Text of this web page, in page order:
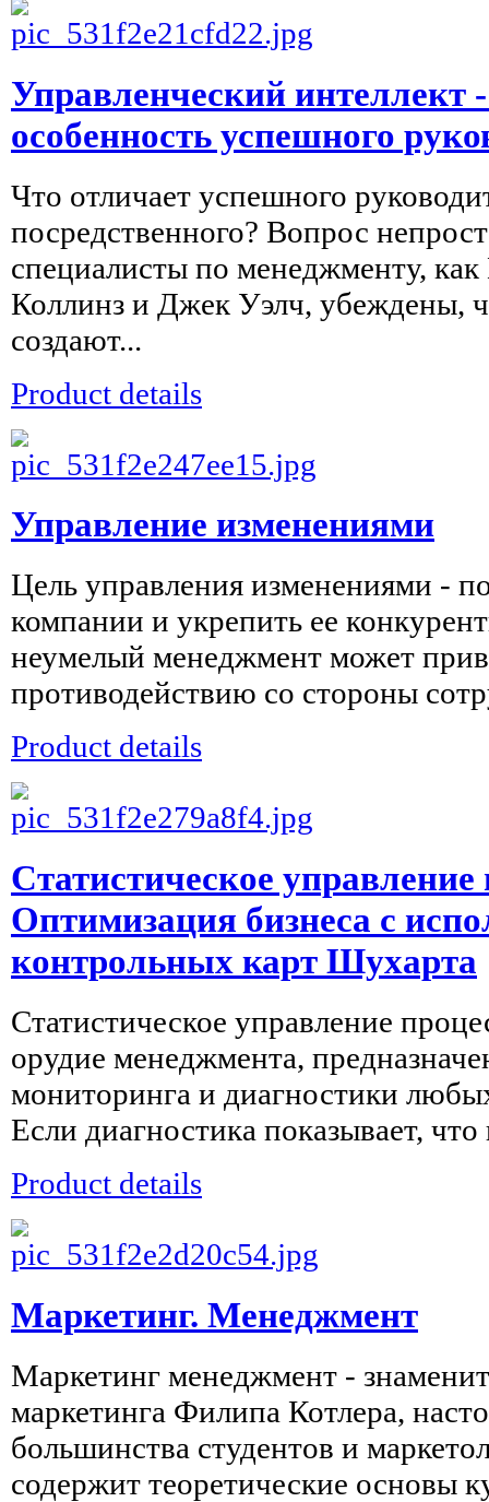
Управленческий интеллект
особенность успешного
Что отличает успешного
посредственного? Вопрос
специалисты по менеджменту,
Коллинз и Джек Уэлч, убеждены,
создают...
Product details
Управление изменениями
Цель управления изменениями -
компании и укрепить ее
неумелый менеджмент может
противодействию со стороны
Product details
Статистическое управление
Оптимизация бизнеса с
контрольных карт Шухарта
Статистическое управление
орудие менеджмента,
мониторинга и диагностики
Если диагностика показывает, что
Product details
Маркетинг. Менеджмент
Маркетинг менеджмент -
маркетинга Филипа Котлера,
большинства студентов и
содержит теоретические основы